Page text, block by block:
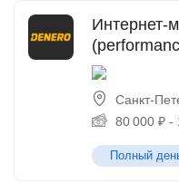
Интернет-
Санкт-
80 000 ₽ -
Полный